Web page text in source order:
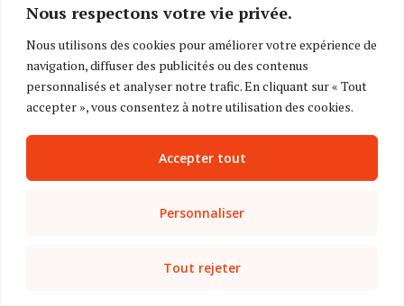
Nous respectons votre vie privée.
Nous utilisons des cookies pour améliorer votre expérience de
navigation, diffuser des publicités ou des contenus
personnalisés et analyser notre trafic. En cliquant sur « Tout
accepter », vous consentez à notre utilisation des cookies.
Personnaliser
Tout rejeter
Accepter tout
Mot de passe oublié ?
Vous n’avez pas de compte ? Inscrivez-vous